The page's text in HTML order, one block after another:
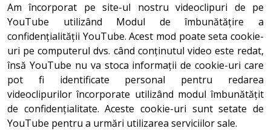
Am încorporat pe site-ul nostru videoclipuri de pe
YouTube utilizând Modul de îmbunătățire a
confidențialității YouTube. Acest mod poate seta cookie-
uri pe computerul dvs. când conținutul video este redat,
însă YouTube nu va stoca informații de cookie-uri care
pot fi identificate personal pentru redarea
videoclipurilor încorporate utilizând modul îmbunătățit
de confidențialitate. Aceste cookie-uri sunt setate de
YouTube pentru a urmări utilizarea serviciilor sale.